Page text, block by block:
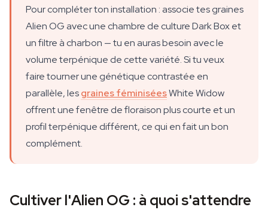
Pour compléter ton installation : associe tes graines
Alien OG avec une chambre de culture Dark Box et
un filtre à charbon — tu en auras besoin avec le
volume terpénique de cette variété. Si tu veux
faire tourner une génétique contrastée en
parallèle, lesgraines féminiséesWhite Widow
offrent une fenêtre de floraison plus courte et un
profil terpénique différent, ce qui en fait un bon
complément.
Cultiver l'Alien OG : à quoi s'attendre